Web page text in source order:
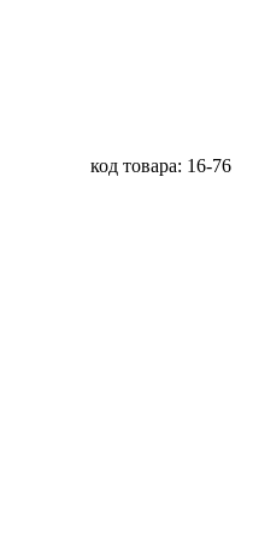
код товара: 16-76